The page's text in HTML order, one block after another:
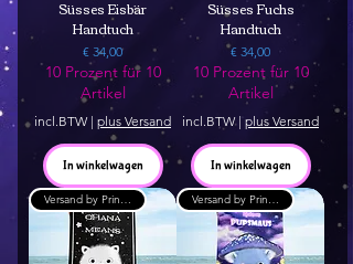
Süsses Eisbär
Handtuch
Prijs
€ 34,00
10 Prozent für 10
Artikel
incl.BTW | plus Versand
In winkelwagen
Süsses Fuchs
Handtuch
Prijs
€ 34,00
10 Prozent für 10
Artikel
incl.BTW | plus Versand
In winkelwagen
Versand by Printful Versand by Printful